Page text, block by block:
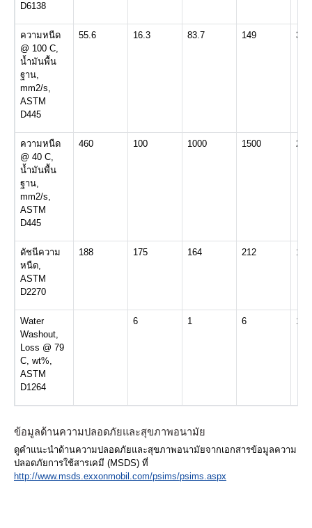
D6138
ความหนืด
@ 100 C,
น้ำมันพื้น
ฐาน,
mm2/s,
ASTM
D445
55.6 16.3 83.7 149
ความหนืด
@ 40 C,
น้ำมันพื้น
ฐาน,
mm2/s,
ASTM
D445
460 100 1000 1500 220
ดัชนีความ
หนืด,
ASTM
D2270
188 175 164 212 179
Water
Washout,
Loss @ 79
C, wt%,
ASTM
D1264
6 1 6 1.5
ข้อมูลด้านความปลอดภัยและสุขภาพอนามัย
ดูคำแนะนำด้านความปลอดภัยและสุขภาพอนามัยจากเอกสารข้อมูลความ
ปลอดภัยการใช้สารเคมี (MSDS) ที่
http://www.msds.exxonmobil.com/psims/psims.aspx